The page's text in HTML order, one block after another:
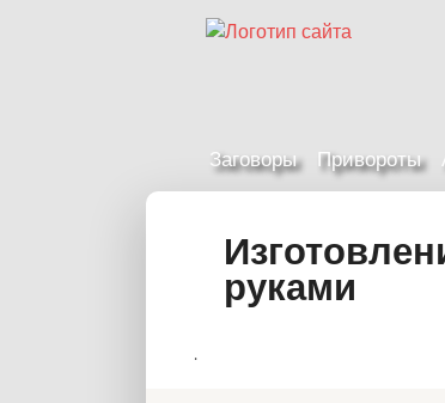
Заговоры Привороты
руками
.